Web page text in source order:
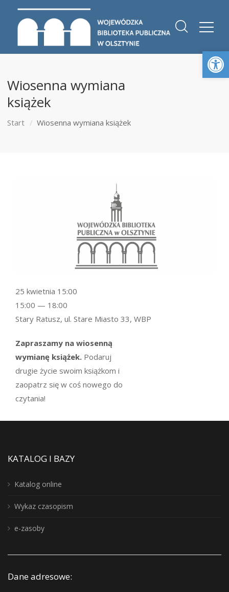
Wiosenna wymiana
książek
Start Wiosenna wymiana książek
Zapraszamy na wiosenną
wymianę książek. Podaruj
drugie życie swoim książkom i
zaopatrz się w coś nowego do
czytania!
25 kwietnia 15:00
15:00 — 18:00
Stary Ratusz, ul. Stare Miasto 33, WBP
KATALOG I BAZY
Katalog online
Wykaz czasopism
e-zasoby
Dane adresowe: